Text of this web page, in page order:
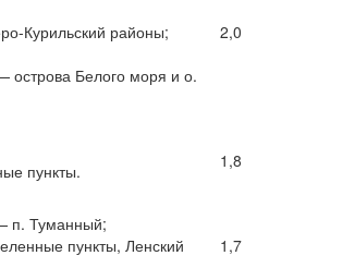
Курильский районы;
острова Белого моря и о.
2,0
пункты.
1,8
п. Туманный;
пункты, Ленский
1,7